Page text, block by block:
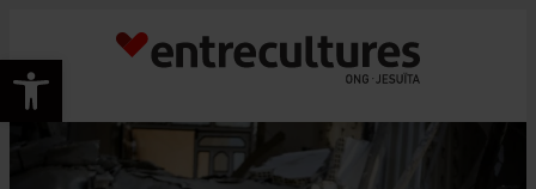
Obre la barra d'eines
contingut